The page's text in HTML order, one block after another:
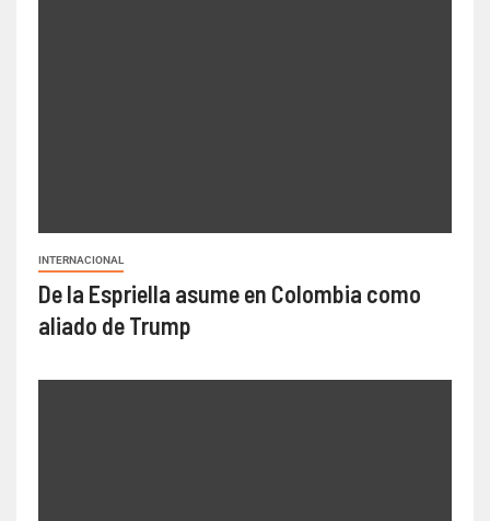
INTERNACIONAL
De la Espriella asume en Colombia como
aliado de Trump